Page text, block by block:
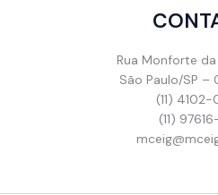
Rua Monforte da
São Paulo/SP
(11)
(11)